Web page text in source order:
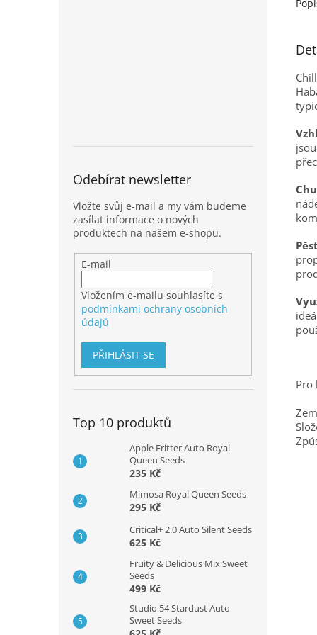
Odebírat newsletter
Vložte svůj e-mail a my vám budeme
zasílat informace o nových
produktech na našem e-shopu.
E-mail
Vložením e-mailu souhlasíte s
podmínkami ochrany osobních
údajů
PŘIHLÁSIT SE
Top 10 produktů
Apple Fritter Auto Royal
Queen Seeds
235 Kč
Mimosa Royal Queen Seeds
295 Kč
Critical+ 2.0 Auto Silent Seeds
625 Kč
Fruity & Delicious Mix Sweet
Seeds
499 Kč
Studio 54 Stardust Auto
Sweet Seeds
Pro